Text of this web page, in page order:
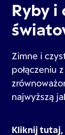
Ryby i
Zimne i
połączeniu
najwyższą
Kliknij tutaj,